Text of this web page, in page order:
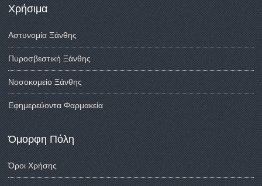
Χρήσιμα
Αστυνομία Ξάνθης
Πυροσβεστική Ξάνθης
Νοσοκομείο Ξάνθης
Εφημερεύοντα Φαρμακεία
Όμορφη Πόλη
Όροι Χρήσης